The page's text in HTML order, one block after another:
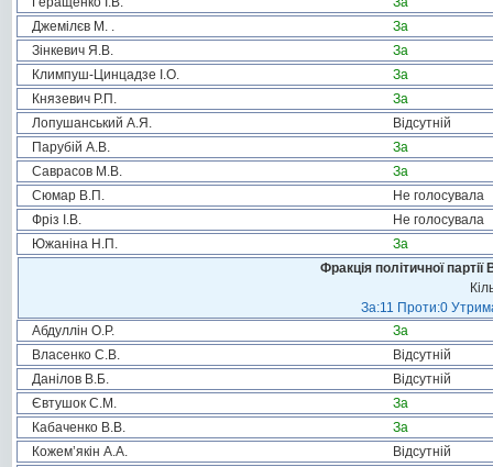
Джемілєв М. .
За
Зінкевич Я.В.
За
Климпуш-Цинцадзе І.О.
За
Князевич Р.П.
За
Лопушанський А.Я.
Відсутній
Парубій А.В.
За
Саврасов М.В.
За
Сюмар В.П.
Не голосувала
Фріз І.В.
Не голосувала
Южаніна Н.П.
За
Фракція політичної
За:11 Проти:0
Абдуллін О.Р.
За
Власенко С.В.
Відсутній
Данілов В.Б.
Відсутній
Євтушок С.М.
За
Кабаченко В.В.
За
Кожем’якін А.А.
Відсутній